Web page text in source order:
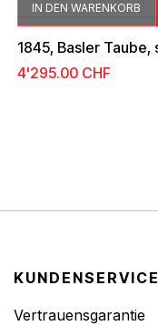
IN DEN WARENKORB
4'295.00 CHF
KUNDENSERVICE
Vertrauensgarantie